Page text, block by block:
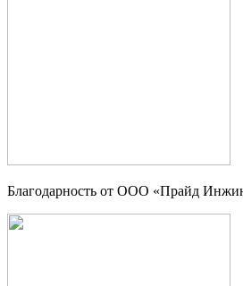
Благодарность от ООО «Прайд